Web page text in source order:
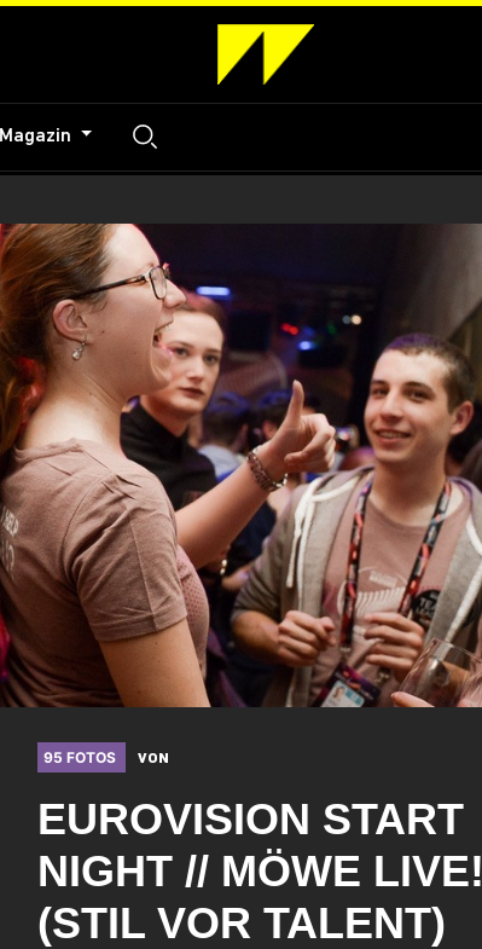
Magazin
95 FOTOS VON
EUROVISION START
NIGHT // MÖWE LIVE!
(STIL VOR TALENT)